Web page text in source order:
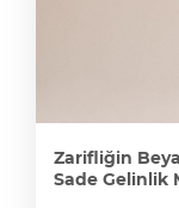
Zarifliğin
Sade Gelinlik